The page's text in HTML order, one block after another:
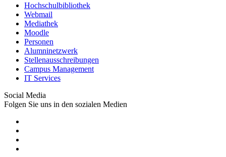
Hochschulbibliothek
Webmail
Mediathek
Moodle
Personen
Alumninetzwerk
Stellenausschreibungen
Campus Management
IT Services
Social Media
Folgen Sie uns in den sozialen Medien